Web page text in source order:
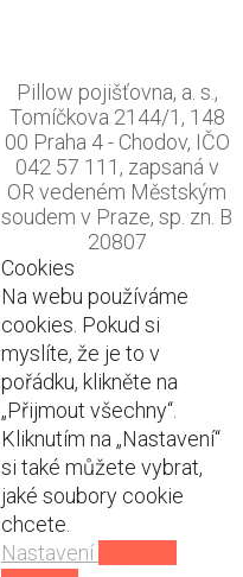
Pillow pojišťovna, a. s.,
Tomíčkova 2144/1, 148
00 Praha 4 - Chodov, IČO
042 57 111, zapsaná v
OR vedeném Městským
soudem v Praze, sp. zn. B
20807
Cookies
Na webu používáme
cookies. Pokud si
myslíte, že je to v
pořádku, klikněte na
„Přijmout všechny“.
Kliknutím na „Nastavení“
si také můžete vybrat,
jaké soubory cookie
chcete.
Nastavení